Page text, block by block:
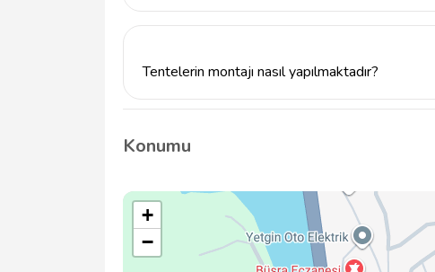
Tentelerin montajı nasıl yapılmaktadır?
Ada Tente Sistemleri, ürünlerin montajını
Konumu
+
−